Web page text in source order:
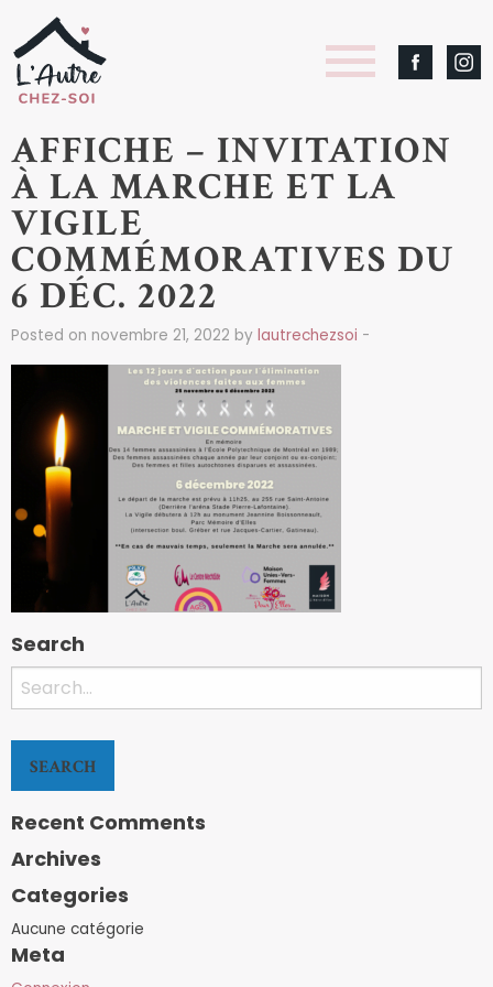
AFFICHE – INVITATION
À LA MARCHE ET LA
VIGILE
COMMÉMORATIVES DU
6 DÉC. 2022
Posted on novembre 21, 2022 by lautrechezsoi -
Search
Search
for:
Recent Comments
Archives
Categories
Aucune catégorie
Meta